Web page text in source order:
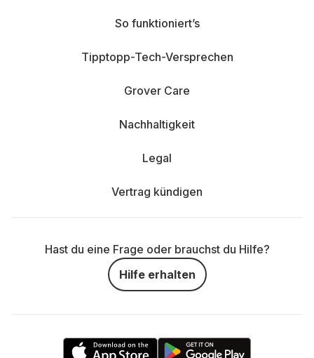
So funktioniert’s
Tipptopp-Tech-Versprechen
Grover Care
Nachhaltigkeit
Legal
Vertrag kündigen
Hast du eine Frage oder brauchst du Hilfe?
Hilfe erhalten